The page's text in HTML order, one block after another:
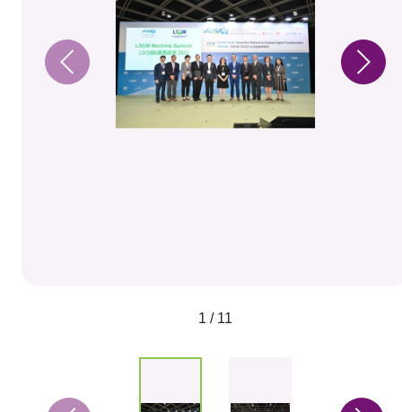
1 / 11